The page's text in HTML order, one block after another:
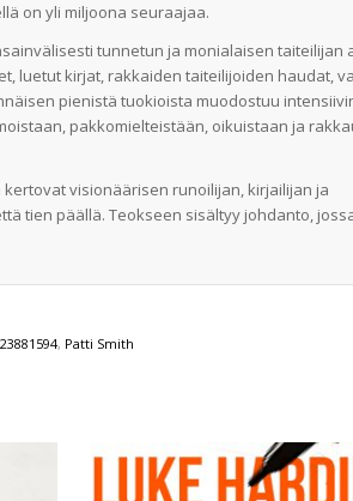
on yli miljoona seuraajaa.
tunnetun ja monialaisen taiteilijan
luetut kirjat, rakkaiden taiteilijoiden haudat,
pienistä tuokioista muodostuu
pakkomielteistään, oikuistaan ja
visionäärisen runoilijan, kirjailijan ja
tien päällä. Teokseen sisältyy johdanto,
, Patti Smith